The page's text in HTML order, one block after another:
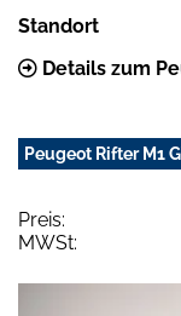
Standort
Details zum
Peugeot Rifter M1
Preis:
MWSt: